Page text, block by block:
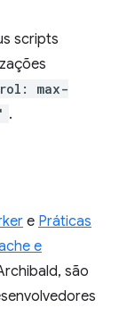
scripts
max-
.
e Práticas
e
são